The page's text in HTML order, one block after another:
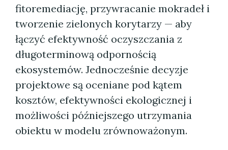
fitoremediację, przywracanie mokradeł i
tworzenie zielonych korytarzy — aby
łączyć efektywność oczyszczania z
długoterminową odpornością
ekosystemów. Jednocześnie decyzje
projektowe są oceniane pod kątem
kosztów, efektywności ekologicznej i
możliwości późniejszego utrzymania
obiektu w modelu zrównoważonym.